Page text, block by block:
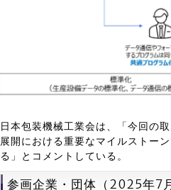
日本包装機械工業会は、「今回の
展開における重要なマイルストー
る」とコメントしている。
参画企業・団体（2025年7